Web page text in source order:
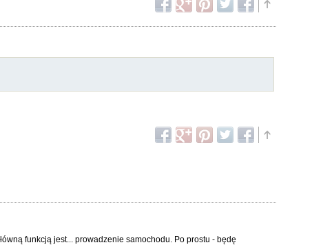
funkcją jest... prowadzenie samochodu. Po prostu - będę